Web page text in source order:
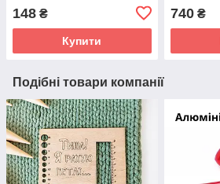
148 ₴
Купити
740₴
Подібні товари компанії